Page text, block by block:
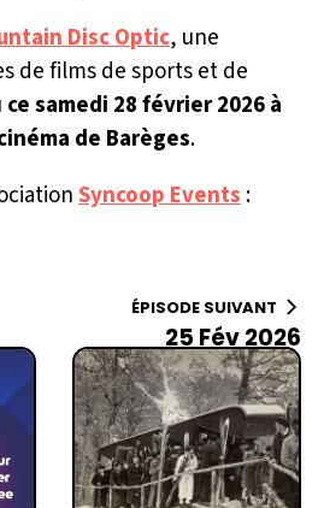
Disc Optic, une
de films de sports et de
ce samedi 28 février 2026 à
de Barèges.
Syncoop Events:
ÉPISODE SUIVANT
25 Fév 2026